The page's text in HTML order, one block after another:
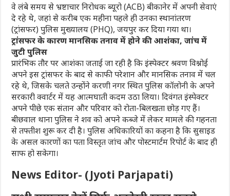
वे लंबे समय से भ्रष्टाचार निरोधक ब्यूरो (ACB) बीकानेर में अपनी सेवाएं
दे रहे थे, जहां से करीब एक महीना पहले ही उनका स्थानांतरण
(ट्रांसफर) पुलिस मुख्यालय (PHQ), जयपुर कर दिया गया था।
ट्रांसफर के कारण मानसिक तनाव में होने की आशंका, जांच में
जुटी पुलिस
प्रारंभिक तौर पर आशंका जताई जा रही है कि इंस्पेक्टर श्रवण विश्नोई
अपने इस ट्रांसफर के बाद से काफी परेशान और मानसिक तनाव में चल
रहे थे, जिसके चलते उन्होंने करणी नगर स्थित पुलिस कॉलोनी के अपने
सरकारी क्वार्टर में यह आत्मघाती कदम उठा लिया। दिवंगत इंस्पेक्टर
अपने पीछे एक संतान और परिवार को रोता-बिलखता छोड़ गए हैं।
बीछवाल थाना पुलिस ने शव को अपने कब्जे में लेकर मामले की गहनता
से तफ्तीश शुरू कर दी है। पुलिस अधिकारियों का कहना है कि सुसाइड
के असल कारणों का पता विस्तृत जांच और पोस्टमार्टम रिपोर्ट के बाद ही
साफ हो सकेगा।
News Editor- (Jyoti Parjapati)